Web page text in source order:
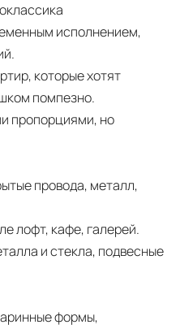
исполнением,
которые хотят
помпезно.
пропорциями, но
провода, металл,
лофт, кафе, галерей.
и стекла, подвесные
формы,